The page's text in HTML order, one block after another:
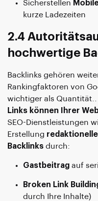
Sicherstellen
kurze Ladezeiten
2.4
hochwertige
Backlinks gehören
Rankingfaktoren von
wichtiger als Quantität..
Links können Ihrer
SEO-Dienstleistungen
Erstellung
Backlinks durch:
Gastbeitrag auf
Broken Link
durch Ihre Inhalte)